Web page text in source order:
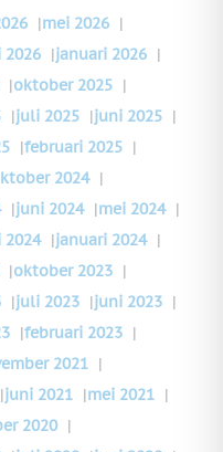
|mei 2026 |
|januari 2026 |
|oktober 2025 |
|juli 2025 |juni 2025 |
|februari 2025 |
2024 |
|juni 2024 |mei 2024 |
2024 |januari 2024 |
|oktober 2023 |
|juli 2023 |juni 2023 |
|februari 2023 |
2021 |
|juni 2021 |mei 2021 |
2020 |